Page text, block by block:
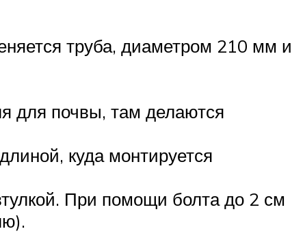
труба, диаметром 210 мм и
для почвы, там делаются
куда монтируется
При помощи болта до 2 см